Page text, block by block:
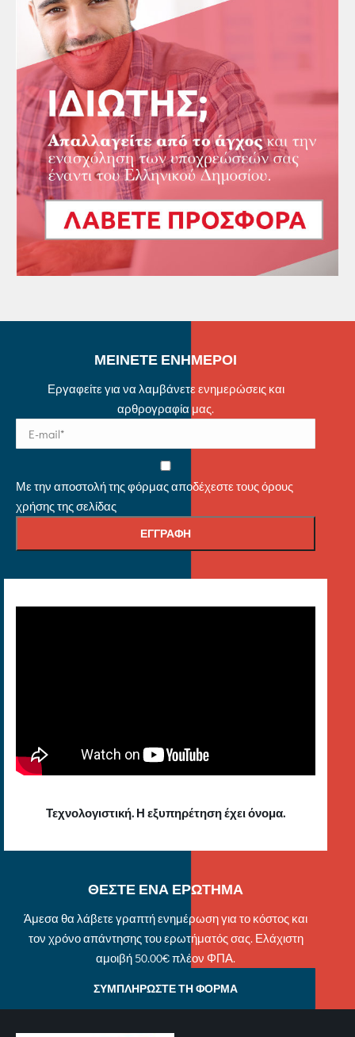
ΜΕΙΝΕΤΕ ΕΝΗΜΕΡΟΙ
Εργαφείτε για να λαμβάνετε ενημερώσεις και
αρθρογραφία μας.
Με την αποστολή της φόρμας αποδέχεστε τους όρους
χρήσης της σελίδας
Τεχνολογιστική. Η εξυπηρέτηση έχει όνομα.
ΘΕΣΤΕ ΕΝΑ ΕΡΩΤΗΜΑ
Άμεσα θα λάβετε γραπτή ενημέρωση για το κόστος και
τον χρόνο απάντησης του ερωτήματός σας. Ελάχιστη
αμοιβή 50.00€ πλέον ΦΠΑ.
ΣΥΜΠΛΗΡΩΣΤΕ ΤΗ ΦΟΡΜΑ